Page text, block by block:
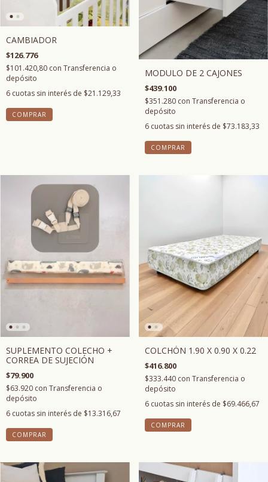
CAMBIADOR
$126.776
$101.420,80 con Transferencia o
depósito
6 cuotas sin interés de $21.129,33
COMPRAR
MODULO DE 2 CAJONES
$439.100
$351.280 con Transferencia o
depósito
6 cuotas sin interés de $73.183,33
COMPRAR
SUPLEMENTO COLECHO +
CORREA DE SUJECIÓN
$79.900
$63.920 con Transferencia o
depósito
6 cuotas sin interés de $13.316,67
COMPRAR
COLCHÓN 1.90 X 0.90 X 0.22
$416.800
$333.440 con Transferencia o
depósito
6 cuotas sin interés de $69.466,67
COMPRAR